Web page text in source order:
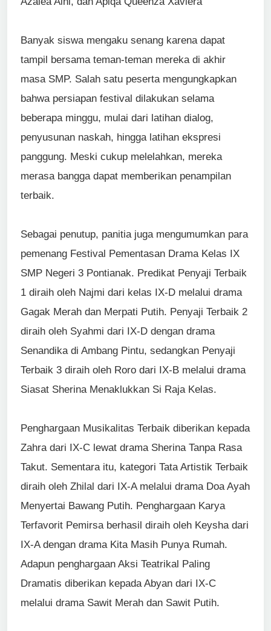
Banyak siswa mengaku senang karena dapat
tampil bersama teman-teman mereka di akhir
masa SMP. Salah satu peserta mengungkapkan
bahwa persiapan festival dilakukan selama
beberapa minggu, mulai dari latihan dialog,
penyusunan naskah, hingga latihan ekspresi
panggung. Meski cukup melelahkan, mereka
merasa bangga dapat memberikan penampilan
terbaik.
Sebagai penutup, panitia juga mengumumkan para
pemenang Festival Pementasan Drama Kelas IX
SMP Negeri 3 Pontianak. Predikat Penyaji Terbaik
1 diraih oleh Najmi dari kelas IX-D melalui drama
Gagak Merah dan Merpati Putih. Penyaji Terbaik 2
diraih oleh Syahmi dari IX-D dengan drama
Senandika di Ambang Pintu, sedangkan Penyaji
Terbaik 3 diraih oleh Roro dari IX-B melalui drama
Siasat Sherina Menaklukkan Si Raja Kelas.
Penghargaan Musikalitas Terbaik diberikan kepada
Zahra dari IX-C lewat drama Sherina Tanpa Rasa
Takut. Sementara itu, kategori Tata Artistik Terbaik
diraih oleh Zhilal dari IX-A melalui drama Doa Ayah
Menyertai Bawang Putih. Penghargaan Karya
Terfavorit Pemirsa berhasil diraih oleh Keysha dari
IX-A dengan drama Kita Masih Punya Rumah.
Adapun penghargaan Aksi Teatrikal Paling
Dramatis diberikan kepada Abyan dari IX-C
melalui drama Sawit Merah dan Sawit Putih.